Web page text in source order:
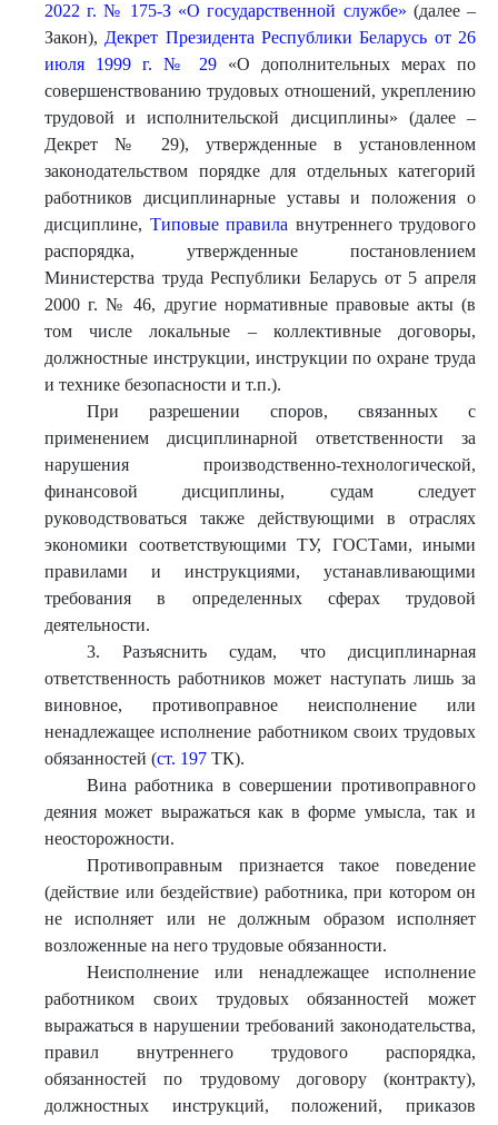
2022 г. № 175-З «О государственной службе» (далее –
Закон), Декрет Президента Республики Беларусь от 26
июля 1999 г. № 29«О дополнительных мерах по
совершенствованию трудовых отношений, укреплению
трудовой и исполнительской дисциплины» (далее –
Декрет № 29), утвержденные в установленном
законодательством порядке для отдельных категорий
работников дисциплинарные уставы и положения о
дисциплине, Типовые правила внутреннего трудового
распорядка, утвержденные постановлением
Министерства труда Республики Беларусь от 5 апреля
2000 г. № 46, другие нормативные правовые акты (в
том числе локальные – коллективные договоры,
должностные инструкции, инструкции по охране труда
и технике безопасности и т.п.).
При разрешении споров, связанных с
применением дисциплинарной ответственности за
нарушения производственно-технологической,
финансовой дисциплины, судам следует
руководствоваться также действующими в отраслях
экономики соответствующими ТУ, ГОСТами, иными
правилами и инструкциями, устанавливающими
требования в определенных сферах трудовой
деятельности.
3. Разъяснить судам, что дисциплинарная
ответственность работников может наступать лишь за
виновное, противоправное неисполнение или
ненадлежащее исполнение работником своих трудовых
обязанностей (ст. 197 ТК).
Вина работника в совершении противоправного
деяния может выражаться как в форме умысла, так и
неосторожности.
Противоправным признается такое поведение
(действие или бездействие) работника, при котором он
не исполняет или не должным образом исполняет
возложенные на него трудовые обязанности.
Неисполнение или ненадлежащее исполнение
работником своих трудовых обязанностей может
выражаться в нарушении требований законодательства,
правил внутреннего трудового распорядка,
обязанностей по трудовому договору (контракту),
должностных инструкций, положений, приказов